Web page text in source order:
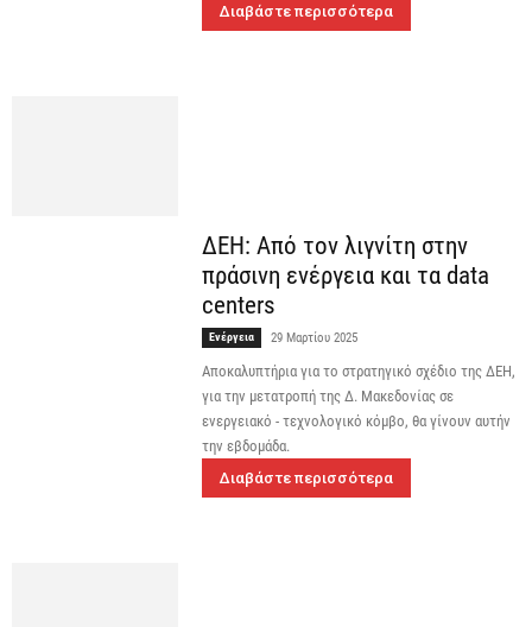
Διαβάστε περισσότερα
ΔΕΗ: Από τον λιγνίτη στην
πράσινη ενέργεια και τα data
centers
Ενέργεια 29 Μαρτίου 2025
Αποκαλυπτήρια για το στρατηγικό σχέδιο της ΔΕΗ,
για την μετατροπή της Δ. Μακεδονίας σε
ενεργειακό - τεχνολογικό κόμβο, θα γίνουν αυτήν
την εβδομάδα.
Διαβάστε περισσότερα